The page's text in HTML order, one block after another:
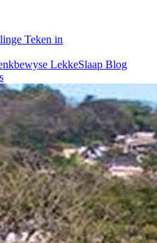
Teken in
LekkeSlaap Blog